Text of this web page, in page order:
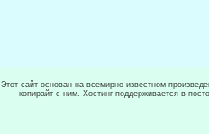
Этот сайт основан на всемирно известном
копирайт с ним. Хостинг поддерживается в